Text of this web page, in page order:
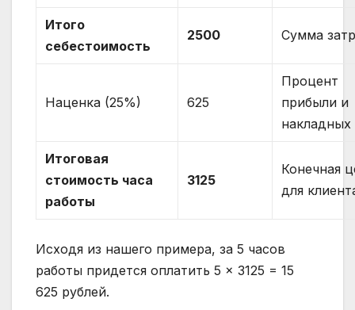
Итого
себестоимость
2500 Сумма
Наценка (25%) 625
Процент
прибыли и
накладных
Итоговая
стоимость часа
работы
3125
Конечная
для
Исходя из нашего примера, за 5 часов
работы придется оплатить 5 × 3125 = 15
625 рублей.